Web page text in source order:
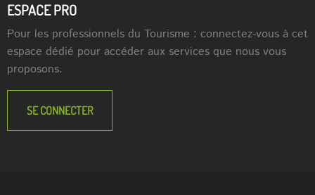
ESPACE PRO
Pour les professionnels du Tourisme : connectez-vous à cet
espace dédié pour accéder aux services que nous vous
proposons.
SE CONNECTER